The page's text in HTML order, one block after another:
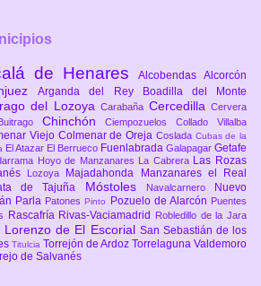
de Henares Alcobendas Alcorcón
Arganda del Rey Boadilla del Monte
del LozoyaCarabaña CercedillaCervera
ChinchónCiempozuelosCollado Villalba
Viejo Colmenar de Oreja Coslada Cubas de la
El Atazar El Berrueco Fuenlabrada Galapagar Getafe
Hoyo de Manzanares La Cabrera Las Rozas
Lozoya Majadahonda
Manzanares el Real
de Tajuña Móstoles Navalcarnero
Nuevo
Parla PatonesPinto Pozuelo de Alarcón Puentes
Rascafría Rivas-Vaciamadrid Robledillo de la Jara
Lorenzo de El Escorial San Sebastián de los
Titulcia Torrejón de Ardoz Torrelaguna Valdemoro
de Salvanés